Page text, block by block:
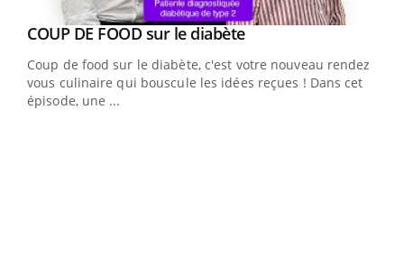
Youtube
COUP DE FOOD sur le diabèteYoutube
Coup de food sur le diabète, c'est votre nouveau rendez-
vous culinaire qui bouscule les idées reçues ! Dans cet
épisode, une ...